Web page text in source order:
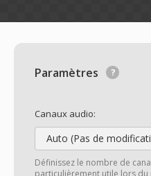
Paramètres
Canaux audio:
Auto (Pas de
Définissez le nombre de
particulièrement utile lors